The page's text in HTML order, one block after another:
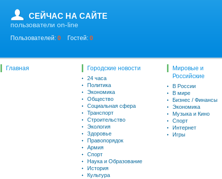
СЕЙЧАС НА САЙТЕ
пользователи on-line
Пользователей: 0 Гостей: 0
Главная Городские новости
24 часа
Политика
Экономика
Общество
Социальная сфера
Транспорт
Строительство
Экология
Здоровье
Правопорядок
Армия
Спорт
Наука и Образование
История
Культура
Мировые и
Российские
В России
В мире
Бизнес / Финансы
Экономика
Музыка и Кино
Спорт
Интернет
Игры